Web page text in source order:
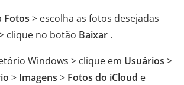
Fotos > escolha as fotos desejadas
clique no botão Baixar .
Windows > clique em Usuários >
> Imagens > Fotos do iCloud e